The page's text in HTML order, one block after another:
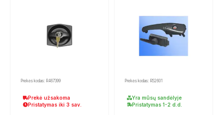
Prekės kodas: R467399
Prekė užsakoma
Pristatymas iki 3 sav.
Prekės kodas: R52601
Yra mūsų sandėlyje
Pristatymas 1-2 d.d.